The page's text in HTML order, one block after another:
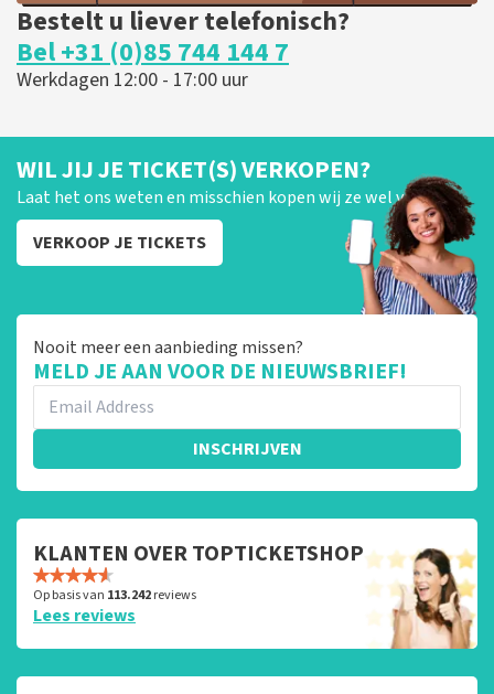
Bestelt u liever telefonisch?
Bel +31 (0)85 744 144 7
Werkdagen 12:00 - 17:00 uur
WIL JIJ JE TICKET(S) VERKOPEN?
Laat het ons weten en misschien kopen wij ze wel van je!
VERKOOP JE TICKETS
Nooit meer een aanbieding missen?
MELD JE AAN VOOR DE NIEUWSBRIEF!
INSCHRIJVEN
KLANTEN OVER TOPTICKETSHOP
Op basis van 113.242reviews
Lees reviews